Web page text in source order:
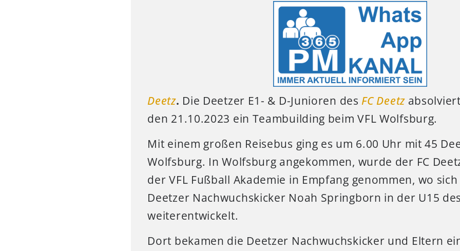
Deetz. Die Deetzer E1- & D-Junioren des FC Deetz
den 21.10.2023 ein Teambuilding beim VFL Wolfsburg.
Mit einem großen Reisebus ging es um 6.00 Uhr mit 45
Wolfsburg. In Wolfsburg angekommen, wurde der FC
der VFL Fußball Akademie in Empfang genommen, wo
Deetzer Nachwuchskicker Noah Springborn in der U15
weiterentwickelt.
Dort bekamen die Deetzer Nachwuchskicker und Eltern